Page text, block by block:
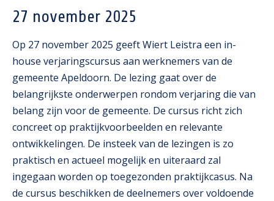
27 november 2025
Op 27 november 2025 geeft Wiert Leistra een in-
house verjaringscursus aan werknemers van de
gemeente Apeldoorn. De lezing gaat over de
belangrijkste onderwerpen rondom verjaring die van
belang zijn voor de gemeente. De cursus richt zich
concreet op praktijkvoorbeelden en relevante
ontwikkelingen. De insteek van de lezingen is zo
praktisch en actueel mogelijk en uiteraard zal
ingegaan worden op toegezonden praktijkcasus. Na
de cursus beschikken de deelnemers over voldoende